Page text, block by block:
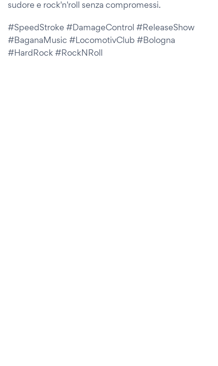
sudore e rock'n'roll senza compromessi.
#SpeedStroke #DamageControl #ReleaseShow
#BaganaMusic #LocomotivClub #Bologna
#HardRock #RockNRoll